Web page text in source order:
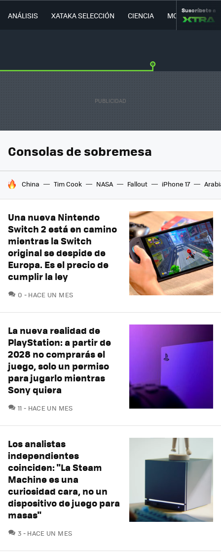
ANÁLISIS XATAKA SELECCIÓN CIENCIA MOVILIDAD
Suscríbete a
Consolas de sobremesa
HOY SE HABLA DE
China Tim Cook NASA Fallout iPhone 17
Una nueva Nintendo
Switch 2 está en camino
mientras la Switch
original se despide de
Europa. Es el precio de
cumplir la ley
0 COMENTARIOS
HACE UN MES
La nueva realidad de
PlayStation: a partir de
2028 no comprarás el
juego, solo un permiso
para jugarlo mientras
Sony quiera
11 COMENTARIOS
HACE UN MES
Los analistas
independientes
coinciden: "La Steam
Machine es una
curiosidad cara, no un
dispositivo de juego para
masas"
3 COMENTARIOS
HACE UN MES